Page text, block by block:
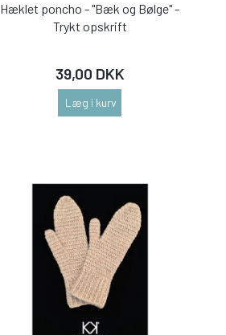
Hæklet poncho - "Bæk og Bølge" -
Trykt opskrift
39,00 DKK
Læg i kurv